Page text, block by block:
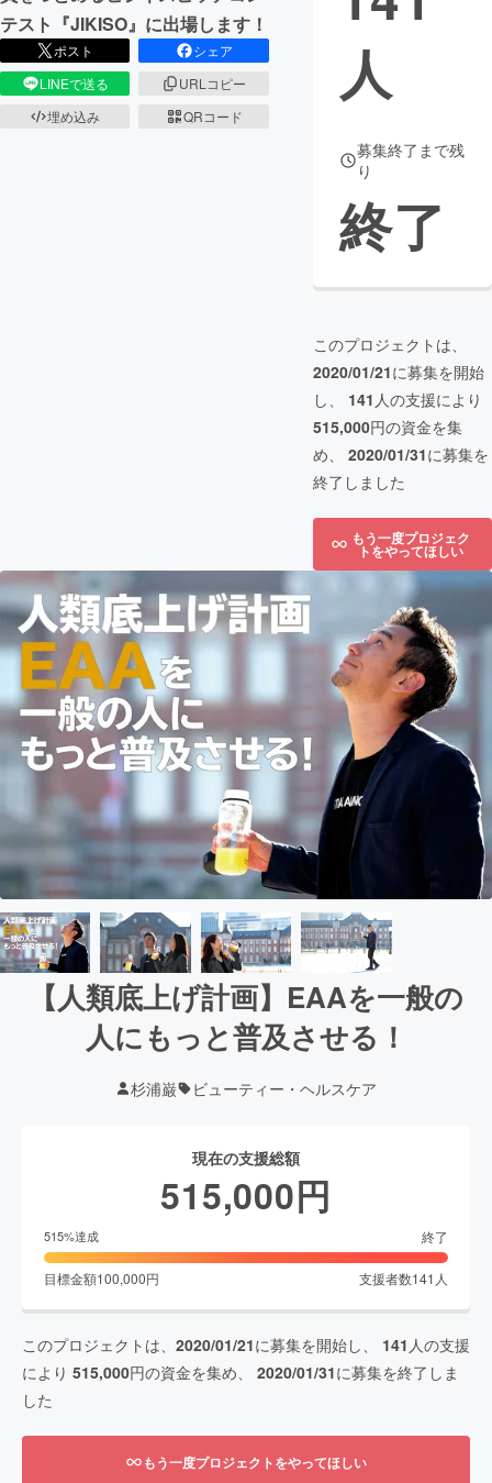
テスト『JIKISO』に出場します！
ポスト
シェア
LINEで送る
URLコピー
埋め込み
QRコード
人
募集終了まで残
り
終了
このプロジェクトは、
2020/01/21に募集を開始
し、 141 人の支援により
515,000円の資金を集
め、 2020/01/31に募集を
終了しました
もう一度プロジェク
トをやってほしい
【人類底上げ計画】EAAを一般の
人にもっと普及させる！
杉浦巌 ビューティー・ヘルスケア
現在の支援総額
515,000円
515%達成 終了
目標金額100,000円 支援者数141 人
このプロジェクトは、 2020/01/21に募集を開始し、 141 人の支援
により 515,000円の資金を集め、 2020/01/31に募集を終了しま
した
もう一度プロジェクトをやってほしい